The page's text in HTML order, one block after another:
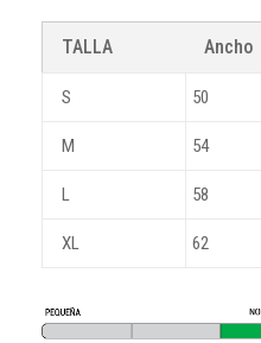
TALLA Ancho
S 50
M 54
L 58
XL 62